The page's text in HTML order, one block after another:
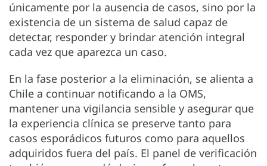
únicamente por la ausencia de casos, sino por la
existencia de un sistema de salud capaz de
detectar, responder y brindar atención integral
cada vez que aparezca un caso.
En la fase posterior a la eliminación, se alienta a
Chile a continuar notificando a la OMS,
mantener una vigilancia sensible y asegurar que
la experiencia clínica se preserve tanto para
casos esporádicos futuros como para aquellos
adquiridos fuera del país. El panel de verificación